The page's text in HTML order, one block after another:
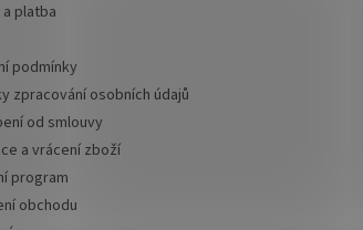
platba
podmínky
zpracování osobních údajů
od smlouvy
a vrácení zboží
program
obchodu